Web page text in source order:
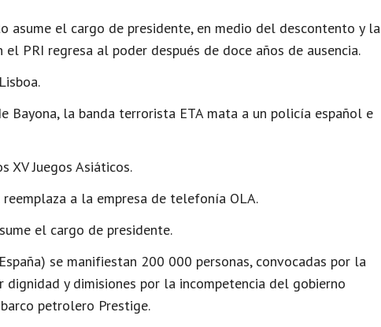
asume el cargo de presidente, en medio del descontento y la
PRI regresa al poder después de doce años de ausencia.
Bayona, la banda terrorista ETA mata a un policía español e
XV Juegos Asiáticos.​
a la empresa de telefonía OLA.
el cargo de presidente.
se manifiestan 200 000 personas, convocadas por la
dignidad y dimisiones por la incompetencia del gobierno
petrolero Prestige.